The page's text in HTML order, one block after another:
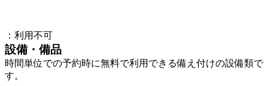
：利用不可
設備・備品
時間単位での予約時に無料で利用できる備え付けの設備類で
す。